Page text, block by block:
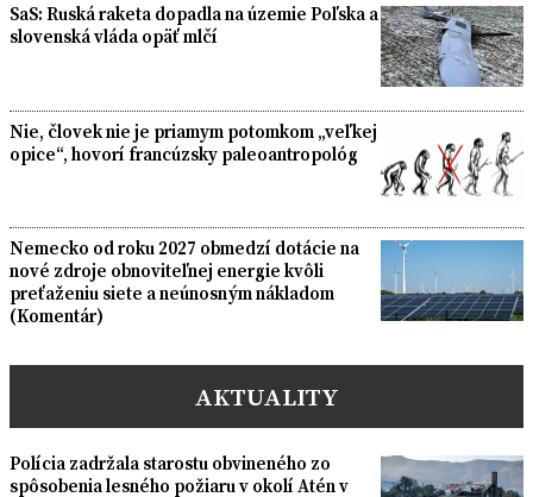
SaS: Ruská raketa dopadla na územie Poľska a
slovenská vláda opäť mlčí
Nie, človek nie je priamym potomkom „veľkej
opice“, hovorí francúzsky paleoantropológ
Nemecko od roku 2027 obmedzí dotácie na
nové zdroje obnoviteľnej energie kvôli
preťaženiu siete a neúnosným nákladom
(Komentár)
AKTUALITY
Polícia zadržala starostu obvineného zo
spôsobenia lesného požiaru v okolí Atén v